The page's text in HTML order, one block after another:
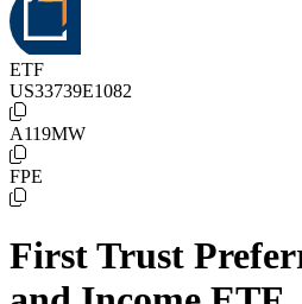
ETF
US33739E1082
A119MW
FPE
First Trust